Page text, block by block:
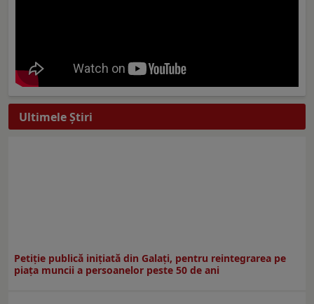
Ultimele Ştiri
Petiție publică inițiată din Galați, pentru reintegrarea pe
piața muncii a persoanelor peste 50 de ani